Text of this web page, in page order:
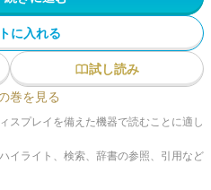
に入れる
試し読み
巻を見る
スプレイを備えた機器で読むことに適し
イライト、検索、辞書の参照、引用など